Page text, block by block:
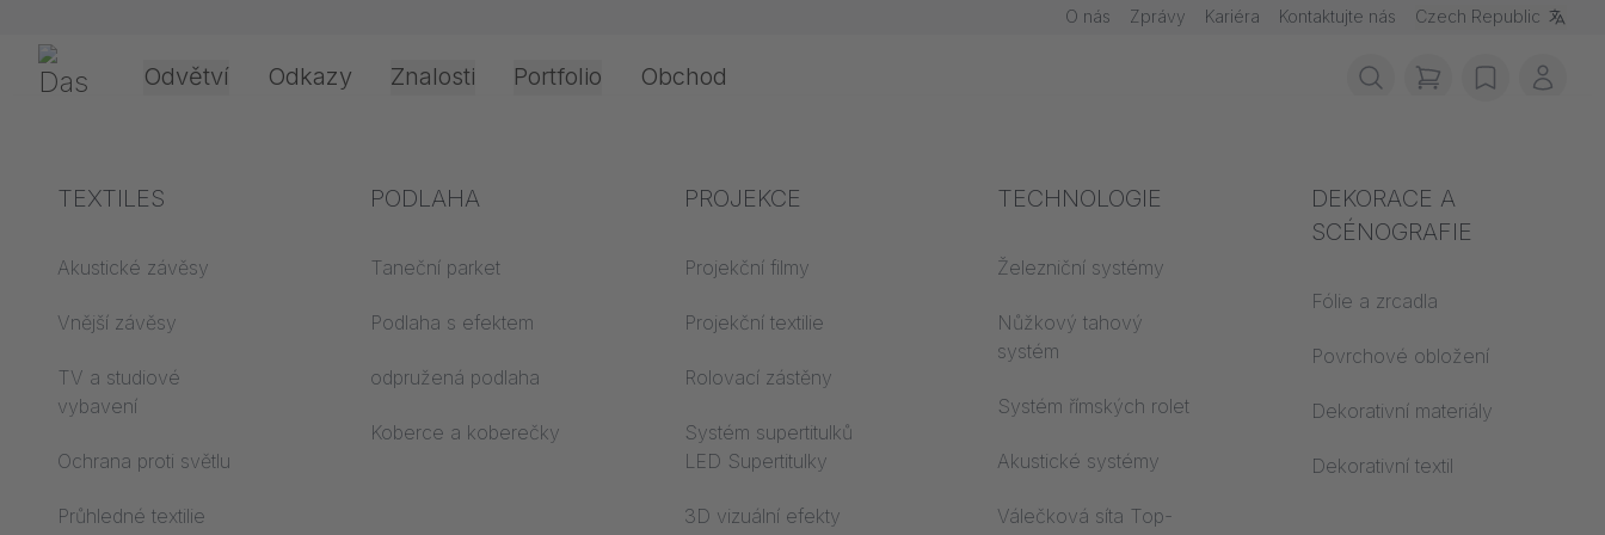
O nás Zprávy Kariéra Kontaktujte nás Czech Republic
Gerriets Odvětví
Divadlo a kultura Události a zábava
Kanceláře a
Odkazy Znalosti
Vysvětlení pojmů
Akustika ABC
Podlaha ABC
Projekční filmy ABC
Technologie
aplikace
Typy pohonů
Zpracování
Odborné znalosti v
Požární ochrana
Třídy stavebních
Trevira CS
Akustika
Portfolio
TEXTILES
Akustické závěsy
Vnější závěsy
TV a studiové
vybavení
Ochrana proti světlu
Průhledné textilie
PODLAHA
Taneční parket
Podlaha s efektem
odpružená podlaha
Koberce a koberečky
PROJEKCE
Projekční filmy
Projekční textilie
Rolovací zástěny
Systém supertitulků
LED Supertitulky
3D vizuální efekty
TECHNOLOGIE
Železniční systémy
Nůžkový tahový
systém
Systém římských rolet
Akustické systémy
Válečková síta Top-
DEKORACE A
SCÉNOGRAFIE
Fólie a zrcadla
Povrchové obložení
Dekorativní materiály
Dekorativní textil
Obchod
items in cart,
wishlistMůj